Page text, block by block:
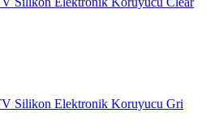
Silikon Elektronik Koruyucu Gri